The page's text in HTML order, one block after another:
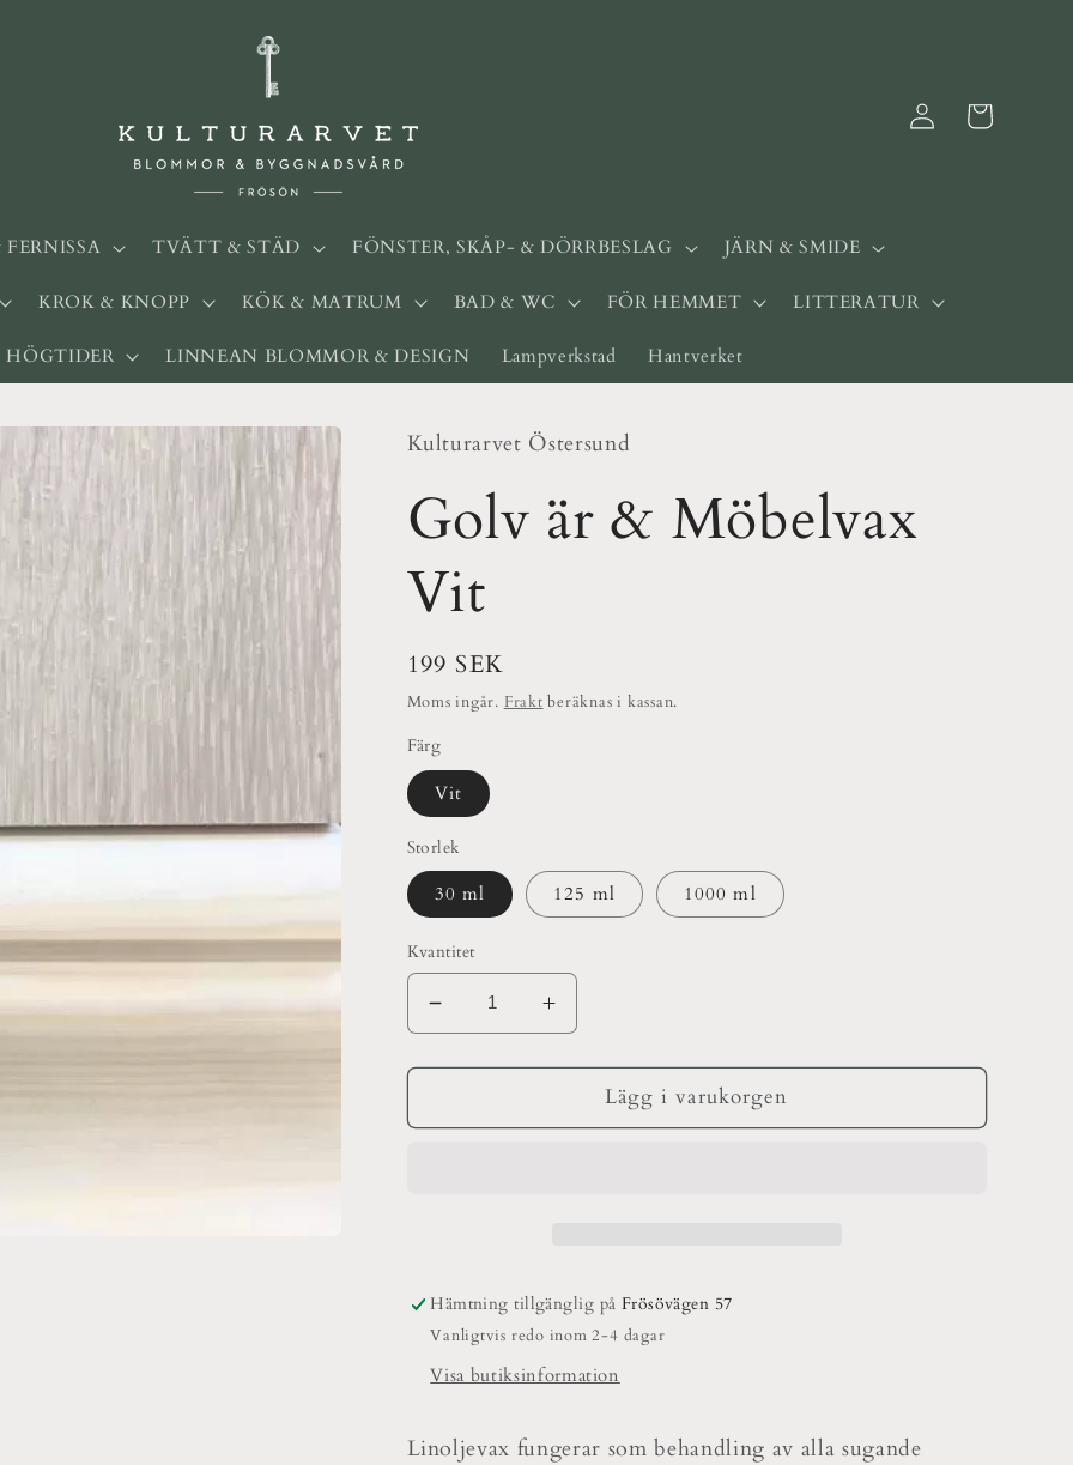
TVÄTT & STÄD FÖNSTER, SKÅP- & DÖRRBESLAG JÄRN & SMIDE
KROK & KNOPP KÖK & MATRUM BAD & WC FÖR HEMMET LITTERATUR
HÖGTIDER LINNEAN BLOMMOR & DESIGN Lampverkstad Hantverket
Logga
in
Varukorg
Kulturarvet Östersund
Golv är & Möbelvax
Vit
Ordinarie
pris
199 SEK
Moms ingår. Frakt beräknas i kassan.
Färg
Vit
Storlek
30 ml 125 ml 1000 ml
Kvantitet
Minska
kvantitet
för
är
Öka
kvantitet
för
är
Lägg i varukorgen
Hämtning tillgänglig på Frösövägen 57
Vanligtvis redo inom 2-4 dagar
Visa butiksinformation
Linoljevax fungerar som behandling av alla sugande